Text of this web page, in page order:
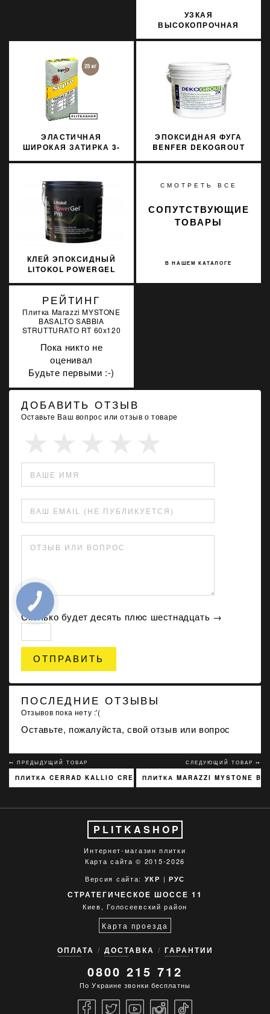
УЗКАЯ
ВЫСОКОПРОЧНАЯ
ЭЛАСТИЧНАЯ
ШИРОКАЯ ЗАТИРКА 3-
ЭПОКСИДНАЯ ФУГА
BENFER DEKOGROUT
КЛЕЙ ЭПОКСИДНЫЙ
LITOKOL POWERGEL
СМОТРЕТЬ ВСЕ
В НАШЕМ КАТАЛОГЕ
СОПУТСТВУЮЩИЕ
ТОВАРЫ
РЕЙТИНГ
Плитка Marazzi MYSTONE
BASALTO SABBIA
STRUTTURATO RT 60x120
Пока никто не
оценивал
Будьте первыми :-)
ДОБАВИТЬ ОТЗЫВ
Оставьте Ваш вопрос или отзыв о товаре
ВАШЕ ИМЯ
ВАШ EMAIL (НЕ ПУБЛИКУЕТСЯ)
ОТЗЫВ ИЛИ ВОПРОС
Сколько будет дeсять плюc шестнадцать →
ОТПРАВИТЬ
ПОСЛЕДНИЕ ОТЗЫВЫ
Отзывов пока нету :'(
Оставьте, пожалуйста, свой отзыв или вопрос
↢ ПРЕДЫДУЩИЙ ТОВАР
ПЛИТКА CERRAD KALLIO CREAM 3768 15X45
СЛЕДУЮЩИЙ ТОВАР ↣
ПЛИТКА MARAZZI MYSTONE
PLITKASHOP
Интернет-магазин плитки
Карта сайта © 2015-2026
Версия сайта: УКР | РУС
СТРАТЕГИЧЕСКОЕ ШОССЕ 11
Киев, Голосеевский район
Карта проезда
ОПЛАТА ДОСТАВКА ГАРАНТИИ
0800 215 712
По Украине звонки бесплатны